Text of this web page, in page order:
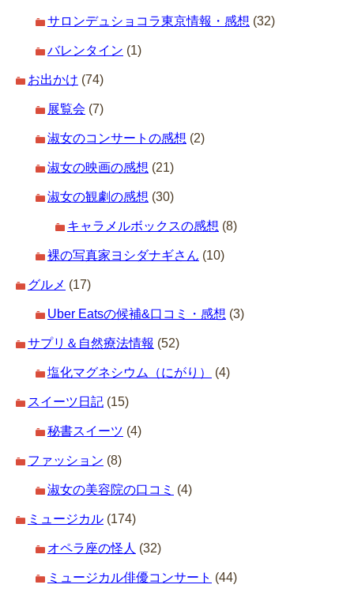
サロンデュショコラ東京情報・感想 (32)
バレンタイン (1)
お出かけ (74)
展覧会 (7)
淑女のコンサートの感想 (2)
淑女の映画の感想 (21)
淑女の観劇の感想 (30)
キャラメルボックスの感想 (8)
裸の写真家ヨシダナギさん (10)
グルメ (17)
Uber Eatsの候補&口コミ・感想 (3)
サプリ＆自然療法情報 (52)
塩化マグネシウム（にがり） (4)
スイーツ日記 (15)
秘書スイーツ (4)
ファッション (8)
淑女の美容院の口コミ (4)
ミュージカル (174)
オペラ座の怪人 (32)
ミュージカル俳優コンサート (44)